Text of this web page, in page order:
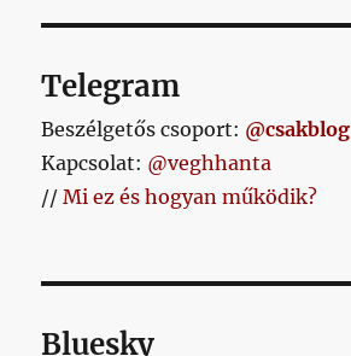
Telegram
Beszélgetős csoport: @csakblog
Kapcsolat: @veghhanta
//Mi ez és hogyan működik?
Bluesky